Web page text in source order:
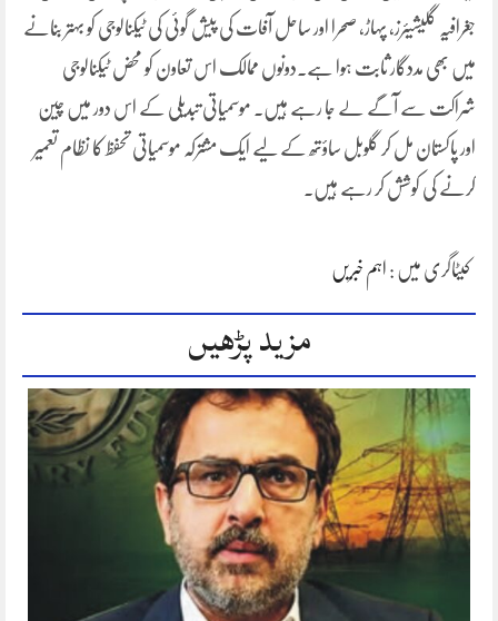
جغرافیہ گلیشیئرز، پہاڑ، صحرا اور ساحل آفات کی پیش گوئی کی ٹیکنالوجی کو بہتر بنانے
میں بھی مددگار ثابت ہوا ہے۔دونوں ممالک اس تعاون کو محض ٹیکنالوجی
شراکت سے آگے لے جا رہے ہیں۔ موسمیاتی تبدیلی کے اس دور میں چین
اور پاکستان مل کر گلوبل ساؤتھ کے لیے ایک مشترکہ موسمیاتی تحفظ کا نظام تعمیر
کرنے کی کوشش کر رہے ہیں۔
کیٹاگری میں : اہم خبریں
مزید پڑھیں